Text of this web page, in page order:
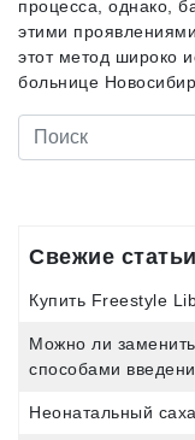
процесса, однако,
этими
этот метод широко
больнице
Свежие статьи
Купить Freestyle
Можно ли
способами
Неонатальный